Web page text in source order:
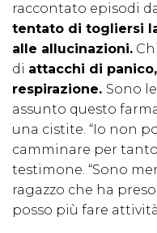
raccontato episodi
tentato di togliersi
alle allucinazioni.
di attacchi di
respirazione. Sono
assunto questo
una cistite. “Io non
camminare per
testimone. “Sono
ragazzo che ha
posso più fare